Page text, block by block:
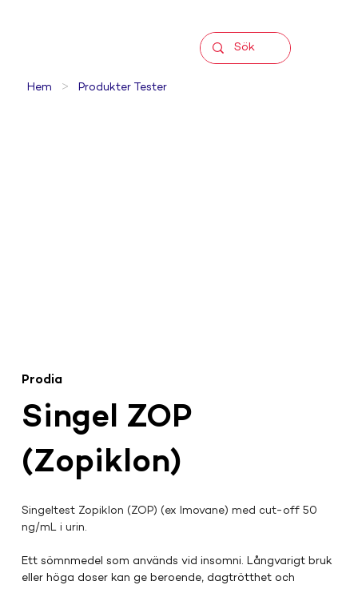
Hem > Produkter Tester
Singel ZOP
(Zopiklon)
Prodia
Singeltest Zopiklon (ZOP) (ex Imovane) med cut-off 50
ng/mL i urin.
Ett sömnmedel som används vid insomni. Långvarigt bruk
eller höga doser kan ge beroende, dagtrötthet och